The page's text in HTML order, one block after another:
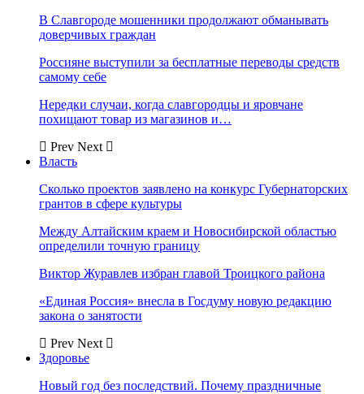
В Славгороде мошенники продолжают обманывать
доверчивых граждан
Россияне выступили за бесплатные переводы средств
самому себе
Нередки случаи, когда славгородцы и яровчане
похищают товар из магазинов и…
Prev Next
Власть
Сколько проектов заявлено на конкурс Губернаторских
грантов в сфере культуры
Между Алтайским краем и Новосибирской областью
определили точную границу
Виктор Журавлев избран главой Троицкого района
«Единая Россия» внесла в Госдуму новую редакцию
закона о занятости
Prev Next
Здоровье
Новый год без последствий. Почему праздничные